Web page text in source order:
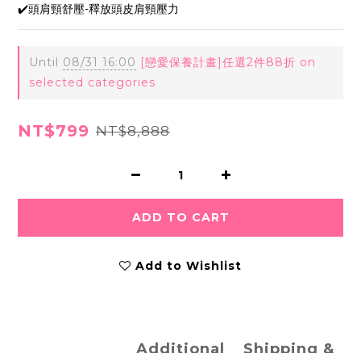
✔️頭肩頸舒壓-釋放頭皮肩頸壓力
Until 08/31 16:00 [戀愛保養計畫]任選2件88折 on
selected categories
NT$799 NT$8,888
ADD TO CART
Add to Wishlist
Additional
Shipping &